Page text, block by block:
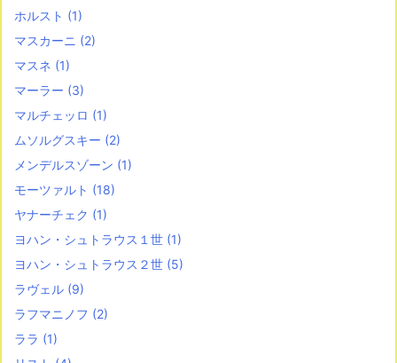
ホルスト (1)
マスカーニ (2)
マスネ (1)
マーラー (3)
マルチェッロ (1)
ムソルグスキー (2)
メンデルスゾーン (1)
モーツァルト (18)
ヤナーチェク (1)
ヨハン・シュトラウス１世 (1)
ヨハン・シュトラウス２世 (5)
ラヴェル (9)
ラフマニノフ (2)
ララ (1)